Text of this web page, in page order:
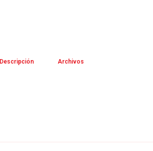
Descripción Archivos